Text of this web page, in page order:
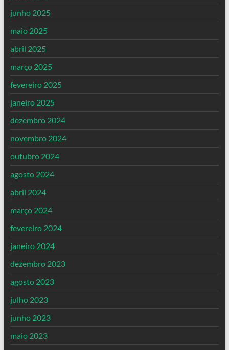
junho 2025
maio 2025
abril 2025
março 2025
fevereiro 2025
janeiro 2025
dezembro 2024
novembro 2024
outubro 2024
agosto 2024
abril 2024
março 2024
fevereiro 2024
janeiro 2024
dezembro 2023
agosto 2023
julho 2023
junho 2023
maio 2023